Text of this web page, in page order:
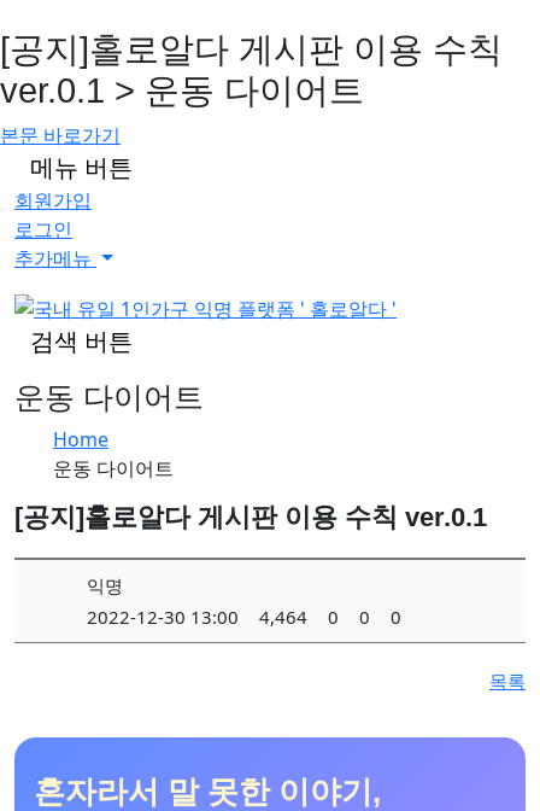
[공지]홀로알다 게시판 이용 수칙
ver.0.1 > 운동 다이어트
본문 바로가기
메뉴 버튼
회원가입
로그인
추가메뉴
검색 버튼
운동 다이어트
Home
운동 다이어트
[공지]홀로알다 게시판 이용 수칙 ver.0.1
익명
2022-12-30 13:00
4,464 0 0 0
목록
혼자라서 말 못한 이야기,